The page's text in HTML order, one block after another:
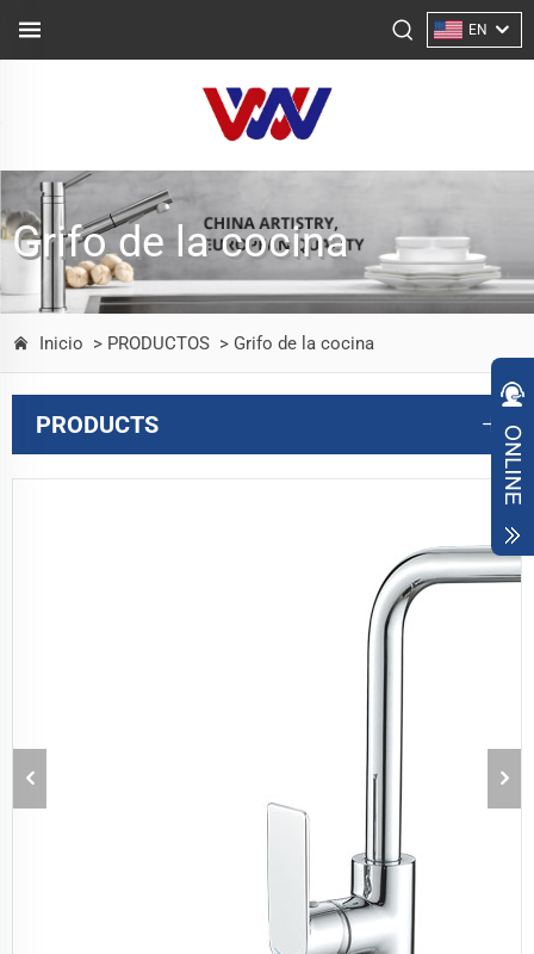
EN
Grifo de la cocina
Inicio > PRODUCTOS > Grifo de la cocina
PRODUCTS